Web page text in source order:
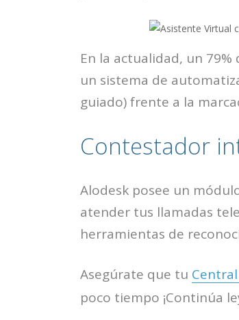
En la actualidad, un
un sistema de
guiado) frente a la
Contestador
Alodesk posee un
atender tus llamadas
herramientas de
Asegúrate que tu
poco tiempo ¡Continúa